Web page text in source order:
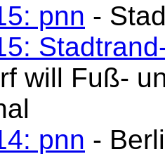
pnn -
will Fuß-
pnn -